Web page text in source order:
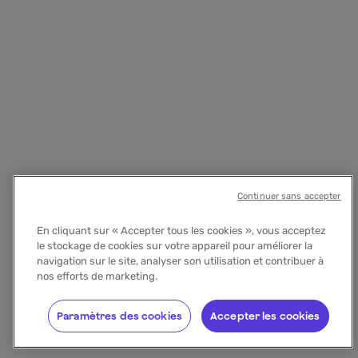
En cliquant sur « Accepter tous les cookies », vous acceptez
le stockage de cookies sur votre appareil pour améliorer la
navigation sur le site, analyser son utilisation et contribuer à
nos efforts de marketing.
Accepter les cookies
Paramètres des cookies
Continuer sans accepter